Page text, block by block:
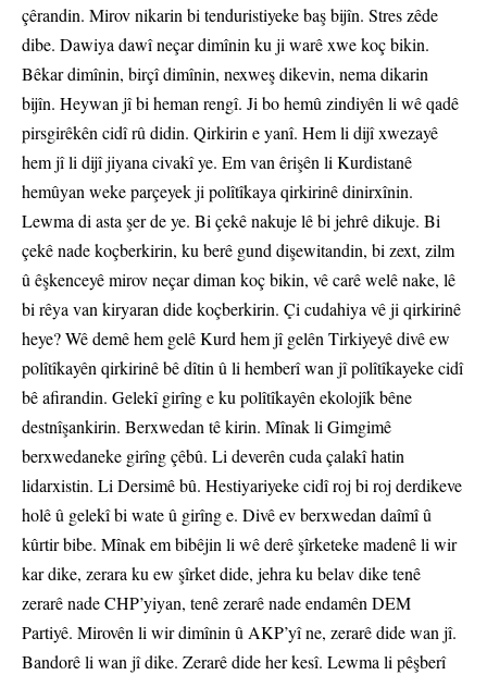
çêrandin. Mirov nikarin bi tenduristiyeke baş bijîn. Stres zêde
dibe. Dawiya dawî neçar dimînin ku ji warê xwe koç bikin.
Bêkar dimînin, birçî dimînin, nexweş dikevin, nema dikarin
bijîn. Heywan jî bi heman rengî. Ji bo hemû zindiyên li wê qadê
pirsgirêkên cidî rû didin. Qirkirin e yanî. Hem li dijî xwezayê
hem jî li dijî jiyana civakî ye. Em van êrişên li Kurdistanê
hemûyan weke parçeyek ji polîtîkaya qirkirinê dinirxînin.
Lewma di asta şer de ye. Bi çekê nakuje lê bi jehrê dikuje. Bi
çekê nade koçberkirin, ku berê gund dişewitandin, bi zext, zilm
û êşkenceyê mirov neçar diman koç bikin, vê carê welê nake, lê
bi rêya van kiryaran dide koçberkirin. Çi cudahiya vê ji qirkirinê
heye? Wê demê hem gelê Kurd hem jî gelên Tirkiyeyê divê ew
polîtîkayên qirkirinê bê dîtin û li hemberî wan jî polîtîkayeke cidî
bê afirandin. Gelekî girîng e ku polîtîkayên ekolojîk bêne
destnîşankirin. Berxwedan tê kirin. Mînak li Gimgimê
berxwedaneke girîng çêbû. Li deverên cuda çalakî hatin
lidarxistin. Li Dersimê bû. Hestiyariyeke cidî roj bi roj derdikeve
holê û gelekî bi wate û girîng e. Divê ev berxwedan daîmî û
kûrtir bibe. Mînak em bibêjin li wê derê şîrketeke madenê li wir
kar dike, zerara ku ew şîrket dide, jehra ku belav dike tenê
zerarê nade CHP’yiyan, tenê zerarê nade endamên DEM
Partiyê. Mirovên li wir dimînin û AKP’yî ne, zerarê dide wan jî.
Bandorê li wan jî dike. Zerarê dide her kesî. Lewma li pêşberî